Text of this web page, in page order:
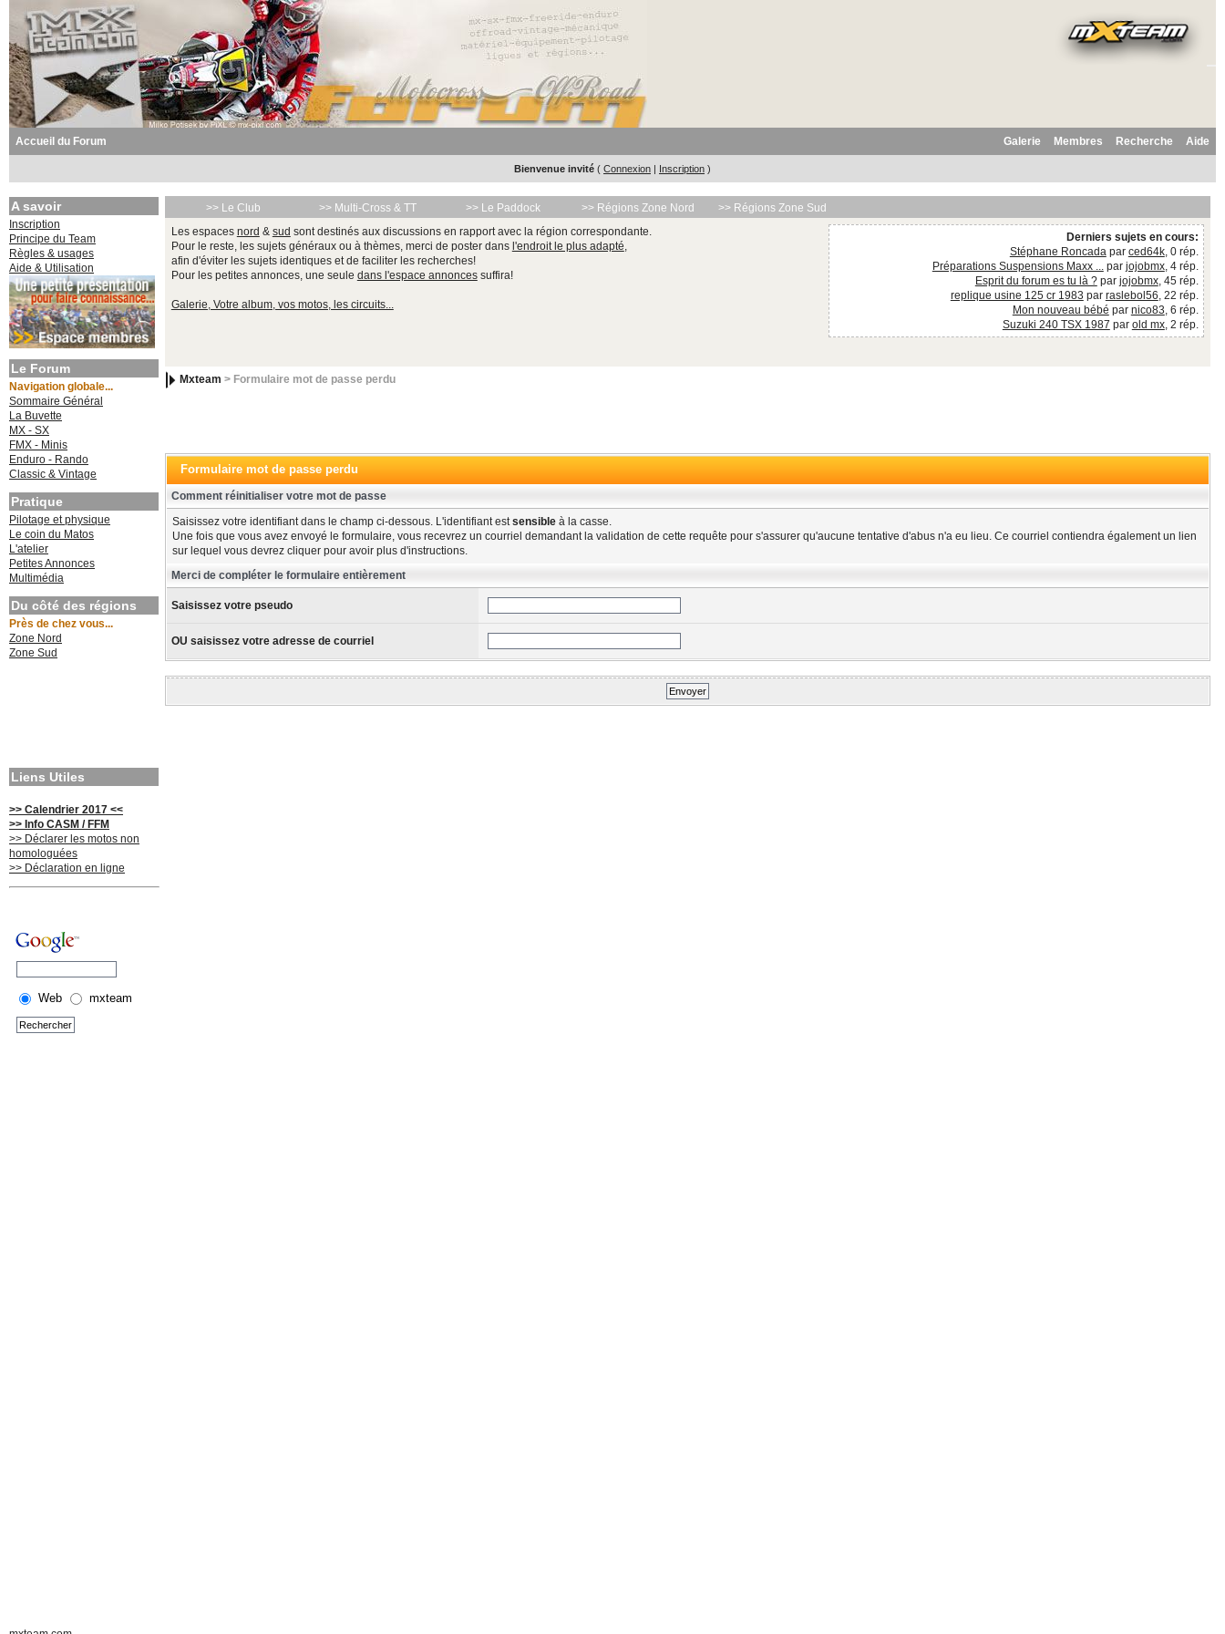
Accueil du Forum Aide
Recherche
Membres
Galerie
Bienvenue invité ( Connexion | Inscription )
A savoir
Inscription
Principe du Team
Règles & usages
Aide & Utilisation
Le Forum
Navigation globale...
Sommaire Général
La Buvette
MX - SX
FMX - Minis
Enduro - Rando
Classic & Vintage
Pratique
Pilotage et physique
Le coin du Matos
L'atelier
Petites Annonces
Multimédia
Du côté des régions
Près de chez vous...
Zone Nord
Zone Sud
Liens Utiles
>> Calendrier 2017 <<
>> Info CASM / FFM
>> Déclarer les motos non
homologuées
>> Déclaration en ligne
Web mxteam
>> Le Club >> Multi-Cross & TT >> Le Paddock >> Régions Zone Nord
>> Régions Zone Sud
Les espaces nord & sud sont destinés aux discussions en rapport avec la région correspondante.
Pour le reste, les sujets généraux ou à thèmes, merci de poster dans l'endroit le plus adapté,
afin d'éviter les sujets identiques et de faciliter les recherches!
Pour les petites annonces, une seule dans l'espace annoncessuffira!
Galerie, Votre album, vos motos, les circuits...
Derniers sujets en cours:
Stéphane Roncadapar ced64k, 0 rép.
Préparations Suspensions Maxx ...par jojobmx, 4 rép.
Esprit du forum es tu là ?par jojobmx, 45 rép.
replique usine 125 cr 1983 par raslebol56, 22 rép.
Mon nouveau bébé par nico83, 6 rép.
Suzuki 240 TSX 1987 par old mx, 2 rép.
Mxteam > Formulaire mot de passe perdu
Formulaire mot de passe perdu
Comment réinitialiser votre mot de passe
Saisissez votre identifiant dans le champ ci-dessous. L'identifiant estsensibleà la casse.
Une fois que vous avez envoyé le formulaire, vous recevrez un courriel demandant la validation de cette requête pour s'assurer qu'aucune tentative d'abus n'a eu lieu. Ce courriel contiendra également un lien
sur lequel vous devrez cliquer pour avoir plus d'instructions.
Merci de compléter le formulaire entièrement
Saisissez votre pseudo
OU saisissez votre adresse de courriel